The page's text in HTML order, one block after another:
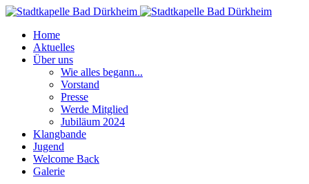
Home
Aktuelles
Über uns
Wie alles begann...
Vorstand
Presse
Werde Mitglied
Jubiläum 2024
Klangbande
Jugend
Welcome Back
Galerie